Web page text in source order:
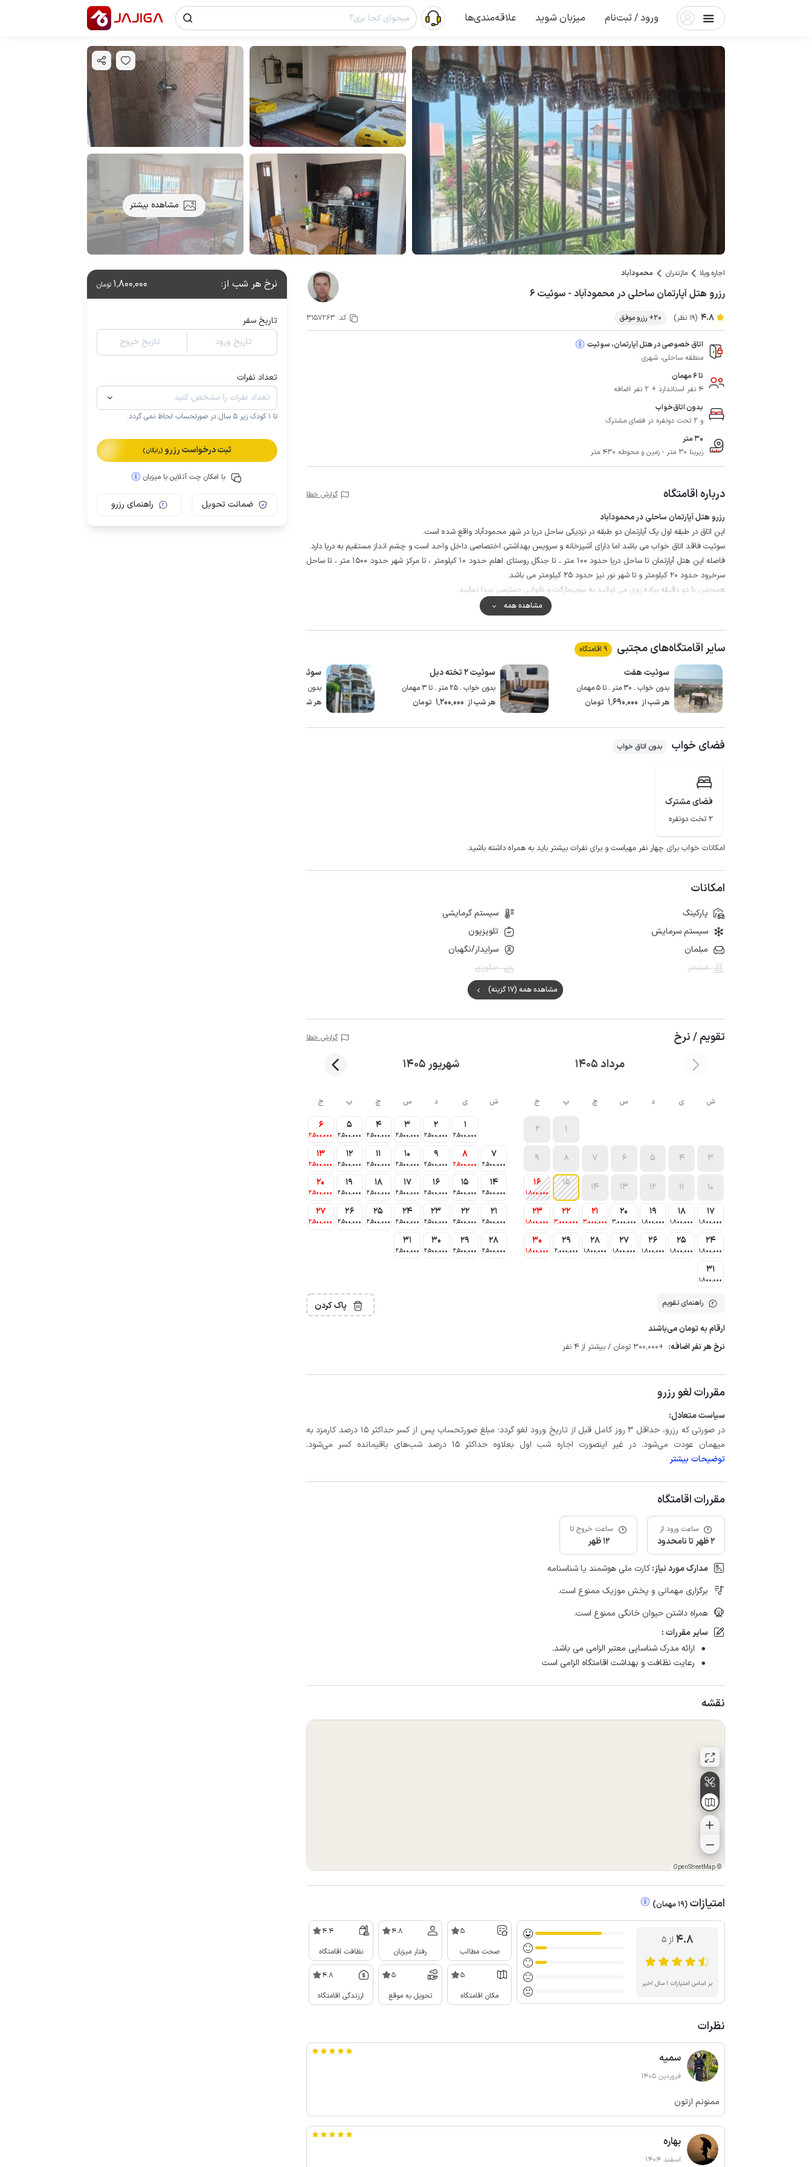
ورود / ثبت‌نام میزبان شوید علاقه‌مندی‌ها
مشاهده بیشتر
اجاره ویلا مازندران محمودآباد
رزرو هتل آپارتمان ساحلی در محمودآباد - سوئیت ۶
4.8 (19 نظر) 20+ رزرو موفق کد:3157263
اتاق خصوصی در هتل آپارتمان، سوئیت
منطقه ساحلی، شهری
تا 6 مهمان
4 نفر استاندارد + 2 نفر اضافه
بدون اتاق‌خواب
و 2 تخت دونفره در فضای مشترک
30 متر
زیربنا 30 متر - زمین و محوطه 430 متر
درباره اقامتگاه گزارش خطا
رزرو هتل آپارتمان ساحلی در محمودآباد
این اتاق در طبقه اول یک آپارتمان دو طبقه در نزدیکی ساحل دریا در شهر محمودآباد واقع شده است.
سوئیت فاقد اتاق خواب می باشد اما دارای آشپزخانه و سرویس بهداشتی اختصاصی داخل واحد است و چشم انداز مستقیم به دریا دارد.
فاصله این هتل آپارتمان تا ساحل دریا حدود 100 متر ، تا جنگل روستای اهلم حدود 10 کیلومتر ، تا مرکز شهر حدود 1500 متر ، تا ساحل
سرخرود حدود 20 کیلومتر و تا شهر نور نیز حدود 25 کیلومتر می باشد.
همچنین با دو دقیقه پیاده روی می توانید به سوپرمارکت و نانوایی دسترسی پیدا نمایید.
در ساحل نزدیک این اقامتگاه تفریحات دریایی نظیر : جت اسکلی ، قایق سواری ، شاتل ، موتورهای چهارچرخ ، اسب دوانی و . . . با
هتل آپارتمان دارای نگهبانی و پذیرش 24 ساعته می باشد و دوربین مدار بسته نیز نصب شده است.
مشاهده همه
سایر اقامتگاه‌های مجتبی 9 اقامتگاه
سوئیت هفت
بدون خواب . 30 متر . تا 5 مهمان
هر شب از 1٬690٬000 تومان
سوئیت ۲ تخته دبل
بدون خواب . 25 متر . تا 3 مهمان
هر شب از 1٬200٬000 تومان
سوئیت ۳
بدون خواب . 20 متر . تا 5 مهمان
هر شب از
فضای خواب بدون اتاق خواب
فضای مشترک
2 تخت دونفره
امکانات خواب برای چهار نفر مهیاست و برای نفرات بیشتر باید به همراه داشته باشید.
امکانات
پارکینگ
سیستم گرمایشی
سیستم سرمایش
تلویزیون
مبلمان
سرایدار/نگهبان
استخر
جکوزی
مشاهده همه (17 گزینه)
تقویم / نرخ گزارش خطا
مرداد 1405 شهریور 1405
ش ی د س چ پ ج
1
2
3
4
5
6
7
8
9
10
11
12
13
14
15
16
1٬800٬000
17
1٬800٬000
18
1٬800٬000
19
1٬800٬000
20
3٬000٬000
21
3٬000٬000
22
3٬000٬000
23
1٬800٬000
24
1٬800٬000
25
1٬800٬000
26
1٬800٬000
27
1٬800٬000
28
1٬800٬000
29
2٬000٬000
30
1٬800٬000
31
1٬800٬000
ش ی د س چ پ ج
1
2٬500٬000
2
2٬500٬000
3
2٬500٬000
4
2٬500٬000
5
2٬500٬000
6
2٬500٬000
7
2٬500٬000
8
2٬500٬000
9
2٬500٬000
10
2٬500٬000
11
2٬500٬000
12
2٬500٬000
13
2٬500٬000
14
2٬500٬000
15
2٬500٬000
16
2٬500٬000
17
2٬500٬000
18
2٬500٬000
19
2٬500٬000
20
2٬500٬000
21
2٬500٬000
22
2٬500٬000
23
2٬500٬000
24
2٬500٬000
25
2٬500٬000
26
2٬500٬000
27
2٬500٬000
28
2٬500٬000
29
2٬500٬000
30
2٬500٬000
31
2٬500٬000
راهنمای تقویم پاک کردن
ارقام به تومان می‌باشند
نرخ هر نفر اضافه: +300٬000 تومان / بیشتر از 4 نفر
مقررات لغو رزرو
سیاست متعادل:
در صورتی که رزرو، حداقل 3 روز کامل قبل از تاریخ ورود لغو گردد؛ مبلغ صورتحساب پس از کسر حداکثر 15 درصد کارمزد به
میهمان عودت می‌شود. در غیر اینصورت اجاره شب اول بعلاوه حداکثر 15 درصد شب‌های باقیمانده کسر می‌شود.
توضیحات بیشتر
مقررات اقامتگاه
ساعت ورود از
2 ظهر تا نامحدود
ساعت خروج تا
12 ظهر
مدارک مورد نیاز:کارت ملی هوشمند یا شناسنامه
برگزاری مهمانی و پخش موزیک ممنوع است.
همراه داشتن حیوان خانگی ممنوع است.
سایر مقررات :
ارائه مدرک شناسایی معتبر الزامی می باشد.
رعایت نظافت و بهداشت اقامتگاه الزامی است
نقشه
©
OpenStreetMap
امتیازات (
19 مهمان)
4.8 از ۵
بر اساس امتیازات ۱ سال اخیر
5
صحت مطالب
4.8
رفتار میزبان
4.4
نظافت اقامتگاه
5
مکان اقامتگاه
5
تحویل به موقع
4.8
ارزندگی اقامتگاه
نظرات
سمیه
فروردین 1405
ممنونم ازتون
بهاره
اسفند 1404
نرخ هر شب از: 1٬800٬000 تومان
تاریخ سفر
تاریخ ورود
تاریخ خروج
تعداد نفرات
تا 1 کودک زیر 5 سال در صورتحساب لحاظ نمی گردد.
ثبت درخواست رزرو (رایگان)
با امکان چت آنلاین با میزبان
ضمانت تحویل راهنمای رزرو